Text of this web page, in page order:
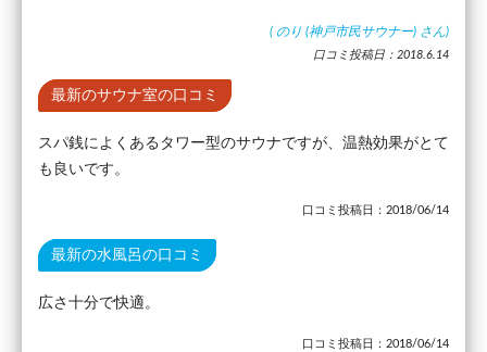
( のり (神戸市民サウナー) さん)
口コミ投稿日：2018.6.14
最新のサウナ室の口コミ
スパ銭によくあるタワー型のサウナですが、温熱効果がとて
も良いです。
口コミ投稿日：2018/06/14
最新の水風呂の口コミ
広さ十分で快適。
口コミ投稿日：2018/06/14